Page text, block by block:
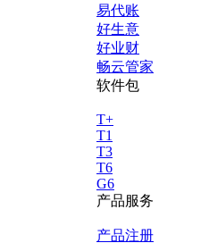
易代账
好生意
好业财
畅云管家
软件包
T+
T1
T3
T6
G6
产品服务
产品注册